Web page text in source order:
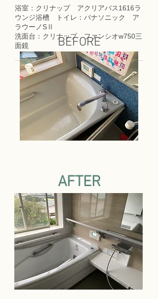
浴室：クリナップ アクリアバス1616ラ
ウンジ浴槽 トイレ：パナソニック ア
ラウーノSⅡ
洗面台：クリナップ ファンシオw750三
面鏡
BEFORE
AFTER